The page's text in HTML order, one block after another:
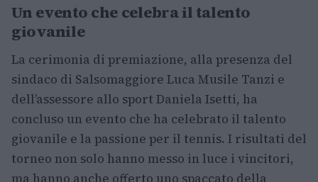
Un evento che celebra il talento
giovanile
La cerimonia di premiazione, alla presenza del
sindaco di Salsomaggiore Luca Musile Tanzi e
dell’assessore allo sport Daniela Isetti, ha
concluso un evento che ha celebrato il talento
giovanile e la passione per il tennis. I risultati del
torneo non solo hanno messo in luce i vincitori,
ma hanno anche offerto uno spaccato della